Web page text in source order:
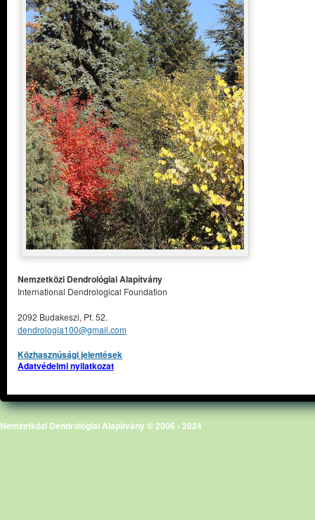
Nemzetközi Dendrológiai Alapítvány
International Dendrological Foundation
2092 Budakeszi, Pf. 52.
dendrologia100@gmail.com
Közhasznúsági jelentések
Adatvédelmi nyilatkozat
Nemzetközi Dendrológiai Alapítvány © 2006 - 2024